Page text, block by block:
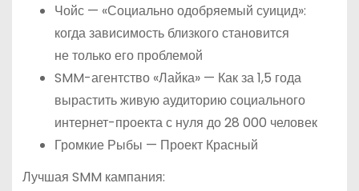
Чойс — «Социально одобряемый суицид»:
когда зависимость близкого становится
не только его проблемой
SMM-агентство «Лайка» — Как за 1,5 года
вырастить живую аудиторию социального
интернет-проекта с нуля до 28 000 человек
Громкие Рыбы — Проект Красный
Лучшая SMM кампания: